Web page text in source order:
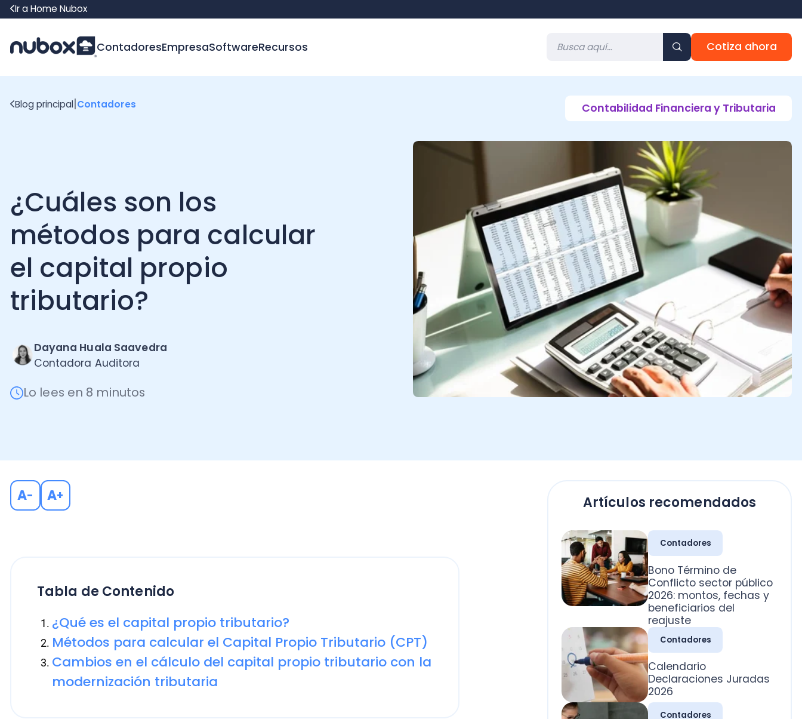
Ir a Home Nubox
ContadoresEmpresaSoftwareRecursos Cotiza ahora
¿Cuáles son los
métodos para calcular
el capital propio
tributario?
Lo lees en 8 minutos
Contabilidad Financiera y Tributaria
Métodos para calcular el Capital Propio Tributario (CPT)
Cambios en el cálculo del capital propio tributario con la
modernización tributaria
Es muy importante tener presente que elcapital propio
Artículos recomendados
Contadores
Conflicto sector público
2026: montos, fechas y
beneficiarios del
reajuste
Contadores
Calendario
Declaraciones Juradas
2026
Contadores
¿Cómo calcular los
Pagos Provisionales
Mensuales (PPM)?